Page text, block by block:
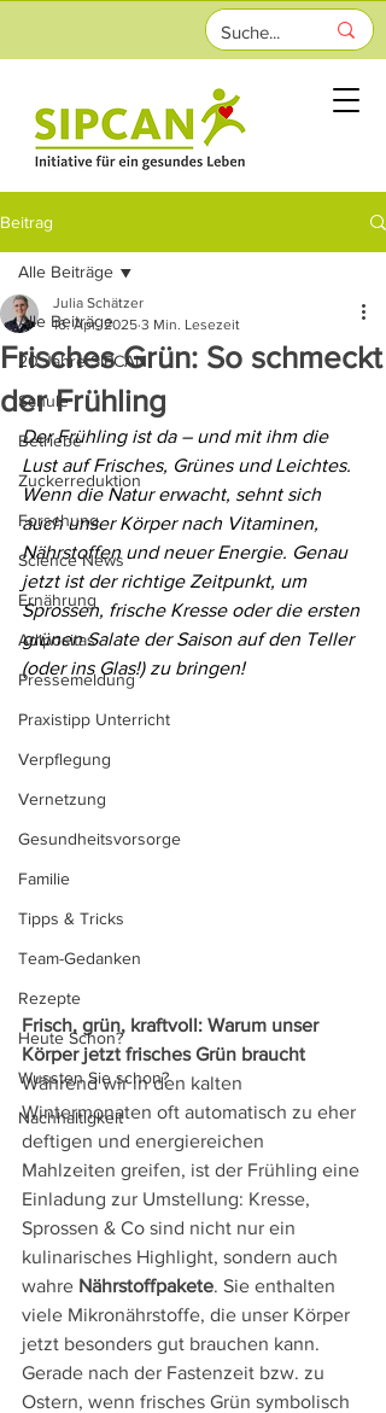
Beitrag
Alle Beiträge
20 Jahre SIPCAN
Schule
Betriebe
Zuckerreduktion
Forschung
Science News
Ernährung
Adipositas
Pressemeldung
Praxistipp Unterricht
Verpflegung
Vernetzung
Gesundheitsvorsorge
Familie
Tipps & Tricks
Team-Gedanken
Rezepte
Heute Schon?
Wussten Sie schon?
Nachhaltigkeit
Alle Beiträge
Frisches Grün: So schmeckt
der Frühling
Julia Schätzer
16. Apr. 2025 3 Min. Lesezeit
Der Frühling ist da – und mit ihm die
Lust auf Frisches, Grünes und Leichtes.
Wenn die Natur erwacht, sehnt sich
auch unser Körper nach Vitaminen,
Nährstoffen und neuer Energie. Genau
jetzt ist der richtige Zeitpunkt, um
Sprossen, frische Kresse oder die ersten
grünen Salate der Saison auf den Teller
(oder ins Glas!) zu bringen!
Frisch, grün, kraftvoll: Warum unser
Körper jetzt frisches Grün braucht
Während wir in den kalten
Wintermonaten oft automatisch zu eher
deftigen und energiereichen
Mahlzeiten greifen, ist der Frühling eine
Einladung zur Umstellung: Kresse,
Sprossen & Co sind nicht nur ein
kulinarisches Highlight, sondern auch
wahre Nährstoffpakete. Sie enthalten
viele Mikronährstoffe, die unser Körper
jetzt besonders gut brauchen kann.
Gerade nach der Fastenzeit bzw. zu
Ostern, wenn frisches Grün symbolisch